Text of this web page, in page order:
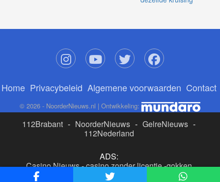
Home Privacybeleid Algemene voorwaarden Contact
© 2026 - NoorderNieuws.nl | Ontwikkeling:
112Brabant - NoorderNieuws - GelreNieuws -
112Nederland
ADS:
Casino Nieuws-casino zonder licentie-gokken
buitenlandse site
beste online casino nederland